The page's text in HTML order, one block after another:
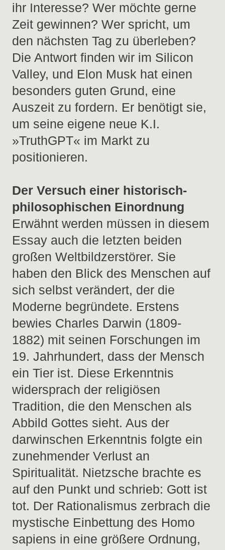
ihr Interesse? Wer möchte gerne
Zeit gewinnen? Wer spricht, um
den nächsten Tag zu überleben?
Die Antwort finden wir im Silicon
Valley, und Elon Musk hat einen
besonders guten Grund, eine
Auszeit zu fordern. Er benötigt sie,
um seine eigene neue K.I.
»TruthGPT« im Markt zu
positionieren.
Der Versuch einer historisch-
philosophischen Einordnung
Erwähnt werden müssen in diesem
Essay auch die letzten beiden
großen Weltbildzerstörer. Sie
haben den Blick des Menschen auf
sich selbst verändert, der die
Moderne begründete. Erstens
bewies Charles Darwin (1809-
1882) mit seinen Forschungen im
19. Jahrhundert, dass der Mensch
ein Tier ist. Diese Erkenntnis
widersprach der religiösen
Tradition, die den Menschen als
Abbild Gottes sieht. Aus der
darwinschen Erkenntnis folgte ein
zunehmender Verlust an
Spiritualität. Nietzsche brachte es
auf den Punkt und schrieb: Gott ist
tot. Der Rationalismus zerbrach die
mystische Einbettung des Homo
sapiens in eine größere Ordnung,